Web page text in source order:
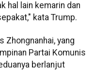
hal lain kemarin dan
kata Trump.
Zhongnanhai, yang
Partai Komunis
berlanjut